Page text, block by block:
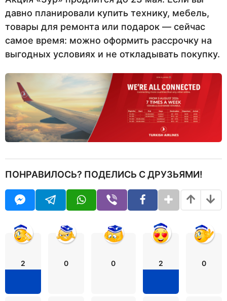
давно планировали купить технику, мебель,
товары для ремонта или подарок — сейчас
самое время: можно оформить рассрочку на
выгодных условиях и не откладывать покупку.
ПОНРАВИЛОСЬ? ПОДЕЛИСЬ С ДРУЗЬЯМИ!
2 0 0 2 0